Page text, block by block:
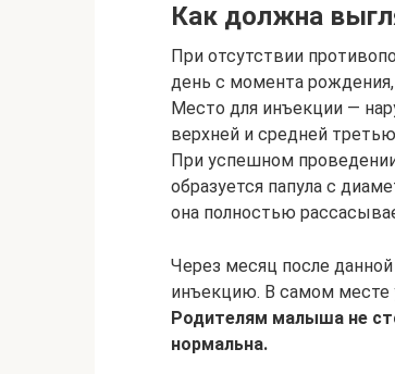
Как должна
При отсутствии
день с момента
Место для инъекции ―
верхней и средней
При успешном
образуется папула с
она полностью
Через месяц после
инъекцию. В самом месте
Родителям малыша не
нормальна.